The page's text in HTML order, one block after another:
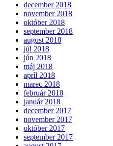
december 2018
november 2018
október 2018
september 2018
august 2018
júl 2018
jún 2018
máj 2018
apríl 2018
marec 2018
február 2018
január 2018
december 2017
november 2017
október 2017
september 2017